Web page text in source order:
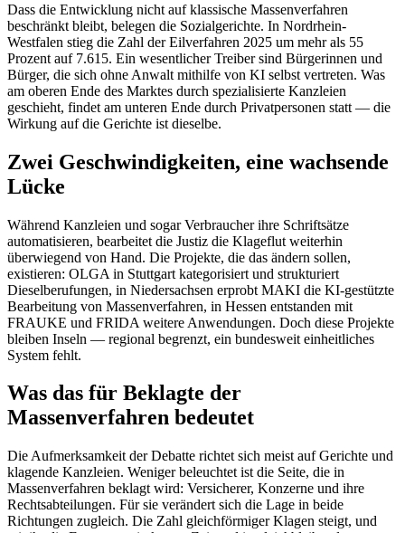
Dass die Entwicklung nicht auf klassische Massenverfahren
beschränkt bleibt, belegen die Sozialgerichte. In Nordrhein-
Westfalen stieg die Zahl der Eilverfahren 2025 um mehr als 55
Prozent auf 7.615. Ein wesentlicher Treiber sind Bürgerinnen und
Bürger, die sich ohne Anwalt mithilfe von KI selbst vertreten. Was
am oberen Ende des Marktes durch spezialisierte Kanzleien
geschieht, findet am unteren Ende durch Privatpersonen statt — die
Wirkung auf die Gerichte ist dieselbe.
Zwei Geschwindigkeiten, eine wachsende
Lücke
Während Kanzleien und sogar Verbraucher ihre Schriftsätze
automatisieren, bearbeitet die Justiz die Klageflut weiterhin
überwiegend von Hand. Die Projekte, die das ändern sollen,
existieren: OLGA in Stuttgart kategorisiert und strukturiert
Dieselberufungen, in Niedersachsen erprobt MAKI die KI-gestützte
Bearbeitung von Massenverfahren, in Hessen entstanden mit
FRAUKE und FRIDA weitere Anwendungen. Doch diese Projekte
bleiben Inseln — regional begrenzt, ein bundesweit einheitliches
System fehlt.
Was das für Beklagte der
Massenverfahren bedeutet
Die Aufmerksamkeit der Debatte richtet sich meist auf Gerichte und
klagende Kanzleien. Weniger beleuchtet ist die Seite, die in
Massenverfahren beklagt wird: Versicherer, Konzerne und ihre
Rechtsabteilungen. Für sie verändert sich die Lage in beide
Richtungen zugleich. Die Zahl gleichförmiger Klagen steigt, und